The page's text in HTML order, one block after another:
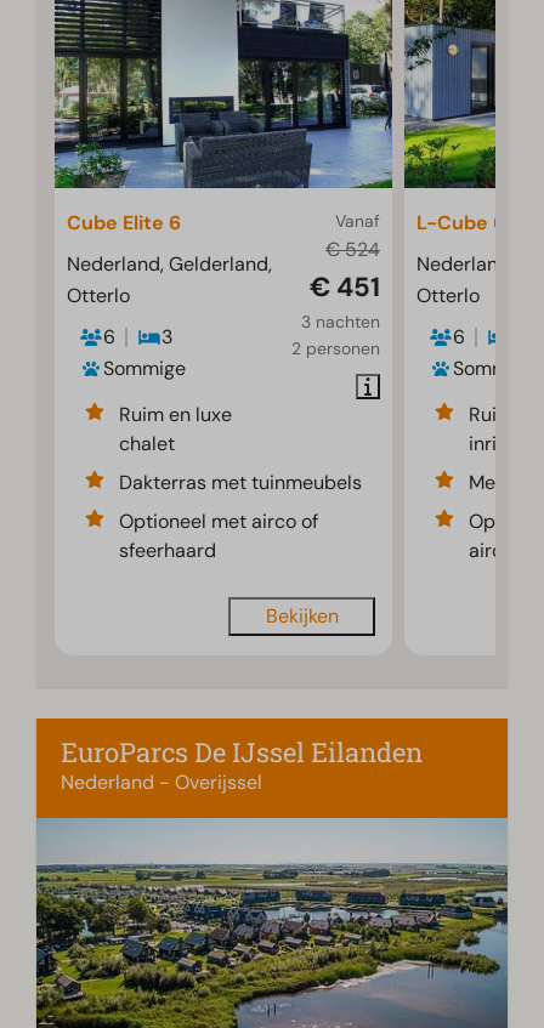
Vanaf
€ 524
€ 451
3 nachten
2 personen
Cube Elite 6
Nederland, Gelderland,
Otterlo
6
3
Sommige
Ruim en luxe
chalet
Dakterras met tuinmeubels
Optioneel met airco of
sfeerhaard
Bekijken
L-Cube 6
Nederland,
Otterlo
6
Sommige
Ruime
Met
airco
EuroParcs De IJssel Eilanden
Nederland - Overijssel